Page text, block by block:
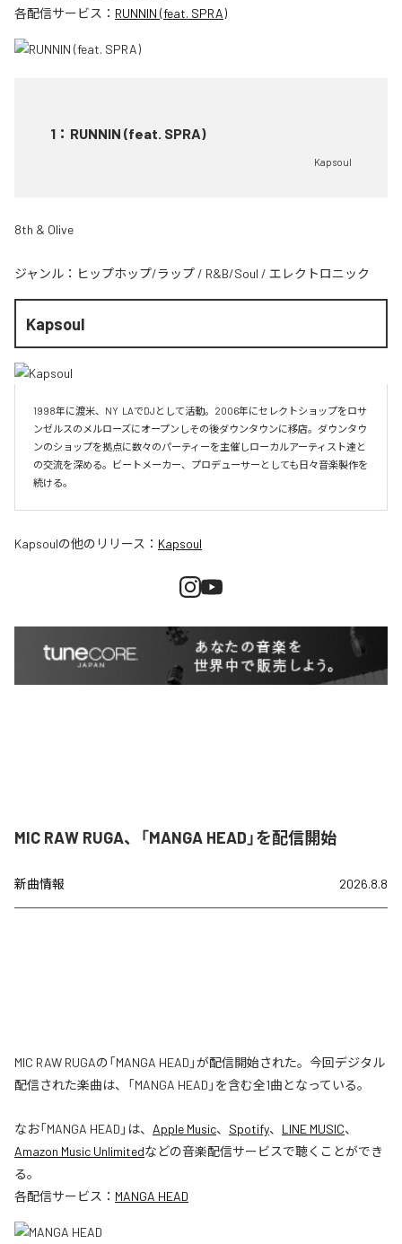
各配信サービス： RUNNIN (feat. SPRA)
1 ： RUNNIN (feat. SPRA)
Kapsoul
8th & Olive
ジャンル： ヒップホップ/ラップ / R&B/Soul / エレクトロニック
Kapsoul
1998年に渡米、NY  LAでDJとして活動。2006年にセレクトショップをロサ
ンゼルスのメルローズにオープンしその後ダウンタウンに移店。ダウンタウ
ンのショップを拠点に数々のパーティーを主催しローカルアーティスト達と
の交流を深める。ビートメーカー、プロデューサーとしても日々音楽製作を
続ける。
Kapsoulの他のリリース： Kapsoul
MIC RAW RUGA、「MANGA HEAD」を配信開始
新曲情報 2026.8.8
MIC RAW RUGAの「MANGA HEAD」が配信開始された。今回デジタル
配信された楽曲は、「MANGA HEAD」を含む全1曲となっている。
なお「MANGA HEAD 」は、 Apple Music、 Spotify、 LINE MUSIC、
Amazon Music Unlimitedなどの音楽配信サービスで聴くことができ
る。
各配信サービス： MANGA HEAD